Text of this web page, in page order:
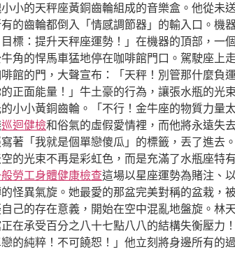
小的天秤座黃銅齒輪組成的音樂盒。他從
的齒輪都倒入「情感調節器」的輸入口。
標：提升天秤座運勢！」在機器的頂部，
角的悍馬車猛地停在咖啡館門口。駕駛座
的門，大聲宣布：「天秤！別管那什麼負
正面能量！」牛土豪的行為，讓張水瓶的
小小黃銅齒輪。「不行！金牛座的物質力
巡迴健檢和俗氣的虛假愛情裡，而他將永遠失
著「我就是個單戀傻瓜」的標籤，丟了進
的光束不再是彩虹色，而是充滿了水瓶座特
勞工身體健康檢查這場以星座運勢為賭注、
怪異氣旋。她最愛的那盆完美對稱的盆栽，
己的存在意義，開始在空中混亂地盤旋。林
在承受百分之八十七點八八的結構失衡壓
的純粹！不可饒恕！」他立刻將身邊所有的